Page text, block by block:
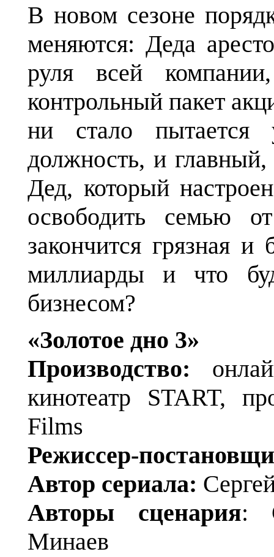
В новом сезоне
меняются: Деда
руля всей
контрольный пакет
ни стало пытается
должность, и
Дед, который
освободить семью
закончится грязная и
миллиарды и что
бизнесом?
«Золотое дно 3»
Производство:
кинотеатр START,
Films
Режиссер-
Автор сериала:
Авторы сценария:
Минаев